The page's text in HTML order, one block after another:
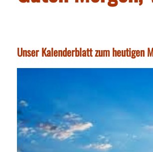
Unser Kalenderblatt zum heutigen